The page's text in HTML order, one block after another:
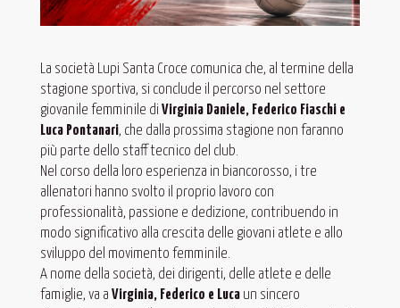
La società Lupi Santa Croce comunica che, al termine della
stagione sportiva, si conclude il percorso nel settore
giovanile femminile di Virginia Daniele, Federico Fiaschi e
Luca Pontanari, che dalla prossima stagione non faranno
più parte dello staff tecnico del club.
Nel corso della loro esperienza in biancorosso, i tre
allenatori hanno svolto il proprio lavoro con
professionalità, passione e dedizione, contribuendo in
modo significativo alla crescita delle giovani atlete e allo
sviluppo del movimento femminile.
A nome della società, dei dirigenti, delle atlete e delle
famiglie, va a Virginia, Federico e Lucaun sincero